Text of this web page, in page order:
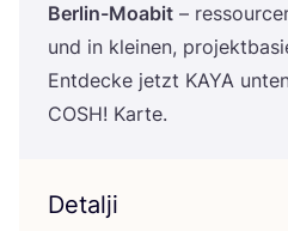
Ber­lin-Moabit –
und in kle­inen,
Ent­dec­ke jetzt KAYA
COSH! Karte.
Detalji